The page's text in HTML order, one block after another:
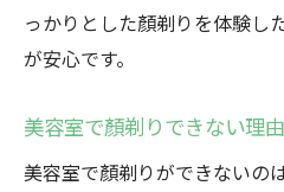
っかりとした顏剃りを体験し
が安心です。
美容室で顏剃りできない理
美容室で顏剃りができないの